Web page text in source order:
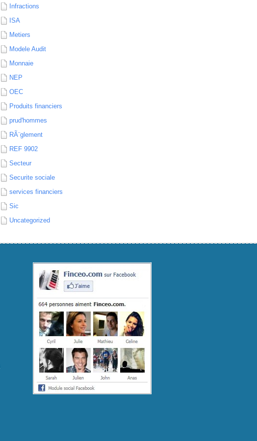
Infractions
ISA
Metiers
Modele Audit
Monnaie
NEP
OEC
Produits financiers
prud'hommes
RÃ¨glement
REF 9902
Secteur
Securite sociale
services financiers
Sic
Uncategorized